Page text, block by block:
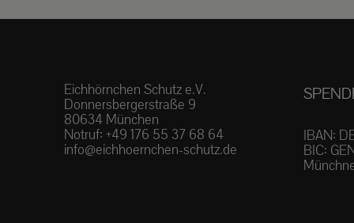
Eichhörnchen Schutz e.V.
Donnersbergerstraße 9
80634 München
Notruf:+49 176 55 37 68 64
info@eichhoernchen-schutz.de
IBAN:
BIC: